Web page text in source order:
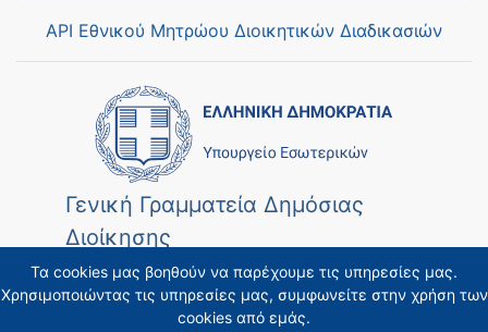
Τα cookies μας βοηθούν να παρέχουμε τις υπηρεσίες μας.
Χρησιμοποιώντας τις υπηρεσίες μας, συμφωνείτε στην χρήση των
cookies από εμάς.
API Εθνικού Μητρώου Διοικητικών Διαδικασιών
Γενική Γραμματεία Δημόσιας
Διοίκησης